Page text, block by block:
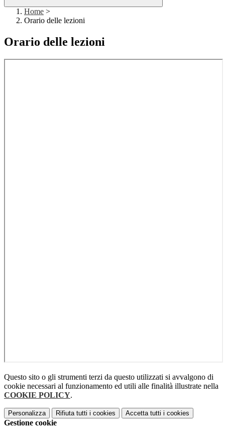
Home >
Orario delle lezioni
Orario delle lezioni
Questo sito o gli strumenti terzi da questo utilizzati si avvalgono di
cookie necessari al funzionamento ed utili alle finalità illustrate nella
COOKIE POLICY.
Personalizza Rifiuta tutti i cookies Accetta tutti i cookies
Gestione cookie